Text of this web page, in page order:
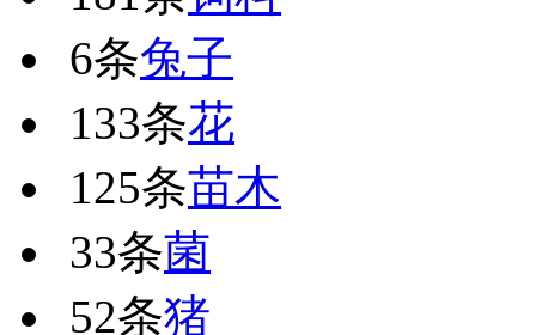
6条兔子
133条花
125条苗木
33条菌
52条猪